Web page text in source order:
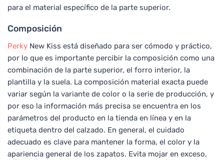
para el material específico de la parte superior.
Composición
Perky New Kiss está diseñado para ser cómodo y práctico,
por lo que es importante percibir la composición como una
combinación de la parte superior, el forro interior, la
plantilla y la suela. La composición material exacta puede
variar según la variante de color o la serie de producción, y
por eso la información más precisa se encuentra en los
parámetros del producto en la tienda en línea y en la
etiqueta dentro del calzado. En general, el cuidado
adecuado es clave para mantener la forma, el color y la
apariencia general de los zapatos. Evita mojar en exceso,